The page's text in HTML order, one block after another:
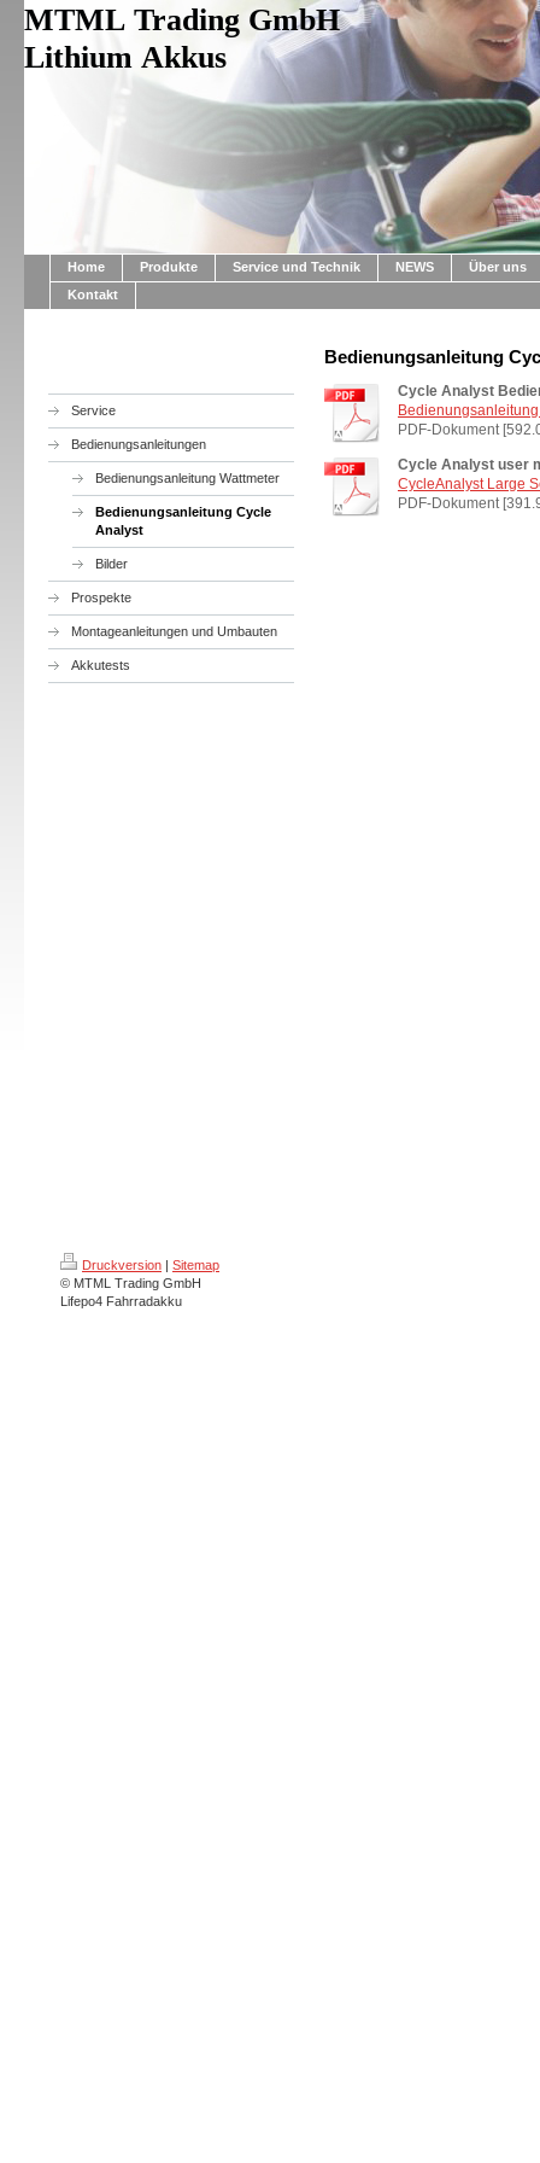
MTML Trading GmbH
Lithium Akkus
Home Produkte Service und Technik NEWS
Über uns
Kontakt
Service
Bedienungsanleitungen
Bedienungsanleitung Wattmeter
Bedienungsanleitung Cycle
Analyst
Bilder
Prospekte
Montageanleitungen und Umbauten
Akkutests
Bedienungsanleitung
Cycle Analyst
PDF-Dokument
Cycle Analyst user
CycleAnalyst Large
PDF-Dokument
Druckversion | Sitemap
© MTML Trading GmbH
Lifepo4 Fahrradakku